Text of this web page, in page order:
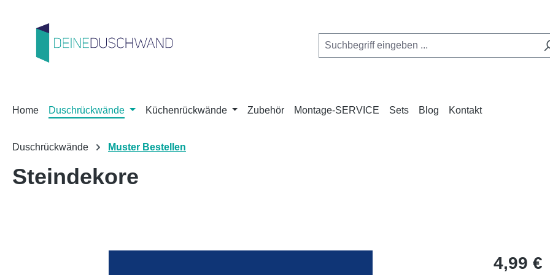
Home Duschrückwände Küchenrückwände Zubehör Montage-SERVICE Sets Blog Kontakt
Duschrückwände Muster Bestellen
Steindekore
Regulärer
4,99 €